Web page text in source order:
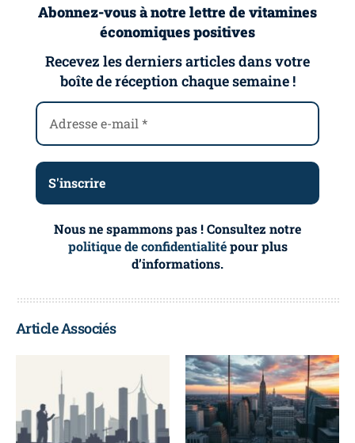
Abonnez-vous à notre lettre de vitamines
économiques positives
Recevez les derniers articles dans votre
boîte de réception chaque semaine !
Nous ne spammons pas ! Consultez notre
politique de confidentialitépour plus
d’informations.
Article Associés